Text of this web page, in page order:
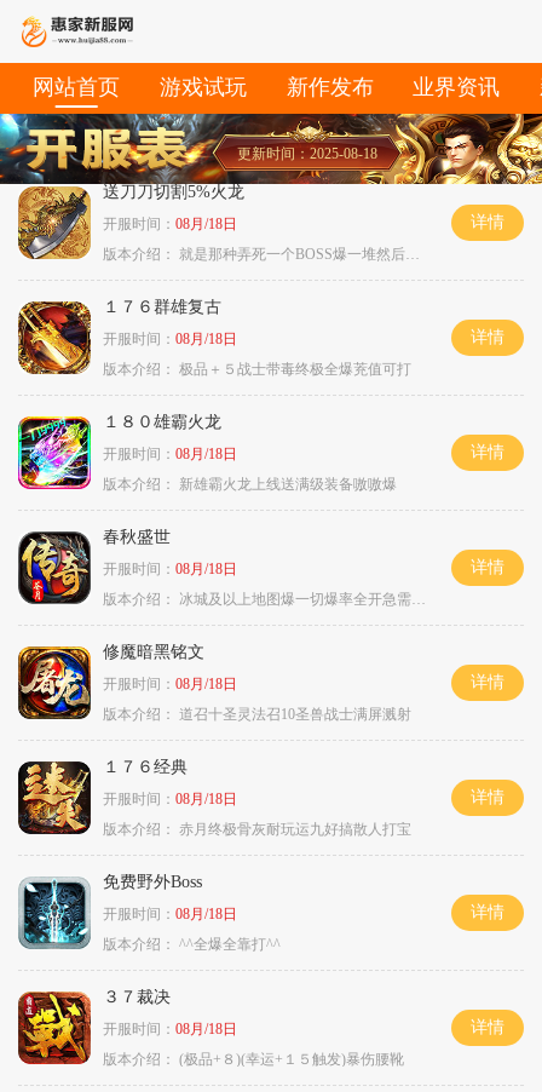
网站首页 游戏试玩 新作发布 业界资讯
更新时间：2025-08-18
送刀刀切割5%火龙
开服时间： 08月/18日
版本介绍：
就是那种弄死一个BOSS爆一堆然后就起飞
详情
１７６群雄复古
开服时间： 08月/18日
版本介绍： 极品＋５战士带毒终极全爆茺值可打
详情
１８０雄霸火龙
开服时间： 08月/18日
版本介绍：
新雄霸火龙上线送满级装备嗷嗷爆
详情
春秋盛世
开服时间： 08月/18日
版本介绍：
冰城及以上地图爆一切爆率全开急需材料
详情
修魔暗黑铭文
开服时间： 08月/18日
版本介绍： 道召十圣灵法召10圣兽战士满屏溅射
详情
１７６经典
开服时间： 08月/18日
版本介绍： 赤月终极骨灰耐玩运九好搞散人打宝
详情
免费野外Boss
开服时间： 08月/18日
版本介绍： ^^全爆全靠打^^
详情
３７裁决
开服时间： 08月/18日
版本介绍： (极品+８)(幸运+１５触发)暴伤腰靴
详情